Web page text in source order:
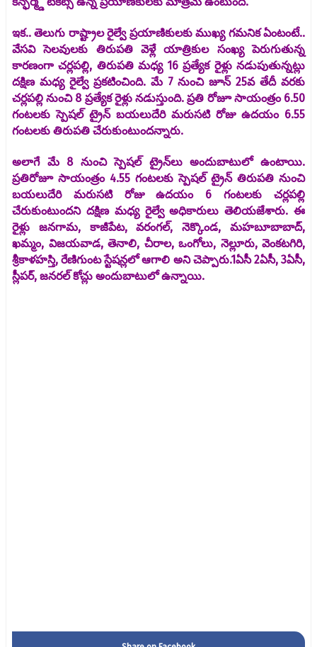
ఇక.. తెలుగు రాష్ట్రాల రైల్వే ప్రయాణికులకు ముఖ్య గమనిక ఏంటంటే..
వేసవి సెలవులకు తిరుపతి వెళ్లే యాత్రికుల సంఖ్య పెరుగుతున్న
కారణంగా చర్లపల్లి, తిరుపతి మధ్య 16 ప్రత్యేక రైళ్లు నడుపుతున్నట్లు
దక్షిణ మధ్య రైల్వే ప్రకటించింది. మే 7 నుంచి జూన్ 25వ తేదీ వరకు
చర్లపల్లి నుంచి 8 ప్రత్యేక రైళ్లు నడుస్తుంది. ప్రతి రోజూ సాయంత్రం 6.50
గంటలకు స్పెషల్ ట్రైన్ బయలుదేరి మరుసటి రోజు ఉదయం 6.55
గంటలకు తిరుపతి చేరుకుంటుందన్నారు.
అలాగే మే 8 నుంచి స్పెషల్ ట్రైన్‌లు అందుబాటులో ఉంటాయి.
ప్రతిరోజూ సాయంత్రం 4.55 గంటలకు స్పెషల్ ట్రైన్ తిరుపతి నుంచి
బయలుదేరి మరుసటి రోజు ఉదయం 6 గంటలకు చర్లపల్లి
చేరుకుంటుందని దక్షిణ మధ్య రైల్వే అధికారులు తెలియజేశారు. ఈ
రైళ్లు జనగామ, కాజీపేట, వరంగల్, నెక్కొండ, మహబూబాబాద్,
ఖమ్మం, విజయవాడ, తెనాలి, చీరాల, ఒంగోలు, నెల్లూరు, వెంకటగిరి,
శ్రీకాళహస్తి, రేణిగుంట స్టేషన్లలో ఆగాలి అని చెప్పారు.1ఏసీ 2ఏసీ, 3ఏసీ,
స్లీపర్, జనరల్ కోచ్లు అందుబాటులో ఉన్నాయి.